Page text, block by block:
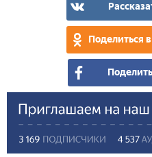
Поделиться